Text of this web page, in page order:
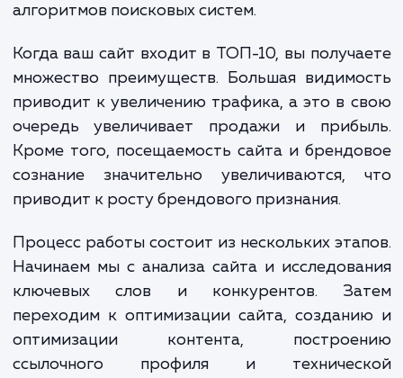
от первоначального аудита вашего
заканчивая постоянной
мониторингом позиций. Это включает
ключевых слов и конкурентов,
сайта и его структуры,
оптимизацию качественного
построение ссылочного профиля и
оптимизацию. Все эти действия
учетом постоянно меняющихся
алгоритмов поисковых систем.
Когда ваш сайт входит в ТОП-10, вы
множество преимуществ. Большая
приводит к увеличению трафика, а это в